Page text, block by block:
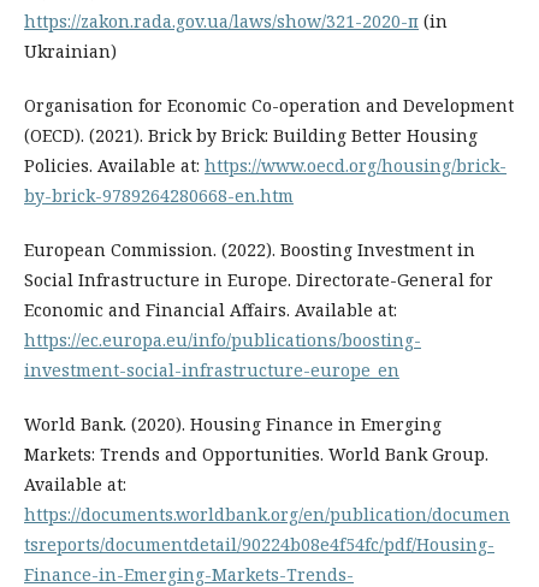
https://zakon.rada.gov.ua/laws/show/321-2020-п (in
Ukrainian)
Organisation for Economic Co-operation and Development
(OECD). (2021). Brick by Brick: Building Better Housing
Policies. Available at: https://www.oecd.org/housing/brick-
by-brick-9789264280668-en.htm
European Commission. (2022). Boosting Investment in
Social Infrastructure in Europe. Directorate-General for
Economic and Financial Affairs. Available at:
https://ec.europa.eu/info/publications/boosting-
investment-social-infrastructure-europe_en
World Bank. (2020). Housing Finance in Emerging
Markets: Trends and Opportunities. World Bank Group.
Available at:
https://documents.worldbank.org/en/publication/documen
tsreports/documentdetail/90224b08e4f54fc/pdf/Housing-
Finance-in-Emerging-Markets-Trends-